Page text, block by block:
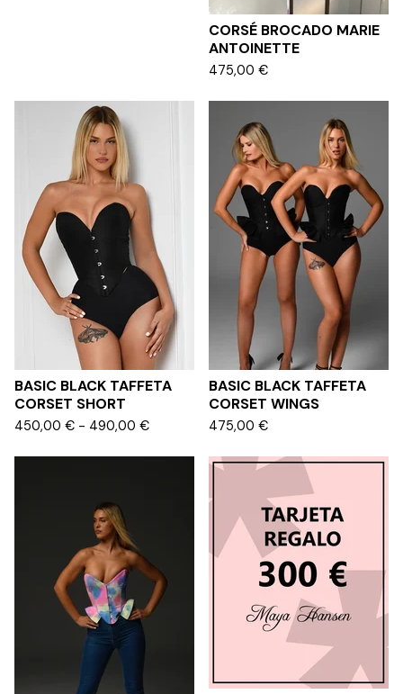
CORSÉ BROCADO MARIE
ANTOINETTE
475,00 €
BASIC BLACK TAFFETA
CORSET SHORT
450,00 € - 490,00 €
BASIC BLACK TAFFETA
CORSET WINGS
475,00 €